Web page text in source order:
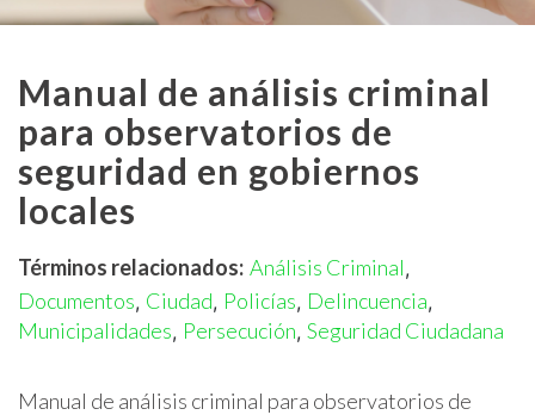
Manual de análisis criminal
para observatorios de
seguridad en gobiernos
locales
Términos relacionados: Análisis Criminal,
Documentos, Ciudad, Policías, Delincuencia,
Municipalidades, Persecución, Seguridad Ciudadana
Manual de análisis criminal para observatorios de